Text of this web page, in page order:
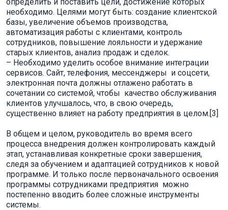
необходимо. Целями могут быть: создание клиентской
базы, увеличение объемов производства,
автоматизация работы с клиентами, контроль
сотрудников, повышение лояльности и удержание
старых клиентов, анализ продаж и сделок.
– Необходимо уделить особое внимание интеграции
сервисов. Сайт, телефония, мессенджеры и соцсети,
электронная почта должны отлажено работать в
сочетании со системой, чтобы качество обслуживания
клиентов улучшалось, что, в свою очередь,
существенно влияет на работу предприятия в целом.[3]
В общем и целом, руководитель во время всего
процесса внедрения должен контролировать каждый
этап, устанавливая конкретные сроки завершения,
следя за обучением и адаптацией сотрудников к новой
программе. И только после первоначального освоения
программы сотрудниками предприятия можно
постепенно вводить более сложные инструменты
системы.